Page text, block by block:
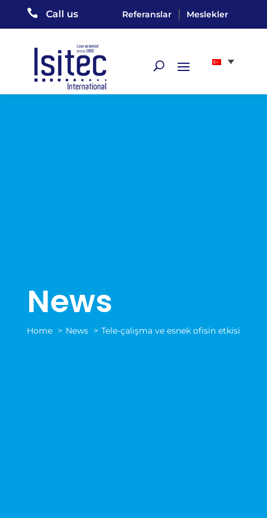
 Call us Referanslar | Meslekler
News
Home News Tele-çalışma ve esnek ofisin etkisi